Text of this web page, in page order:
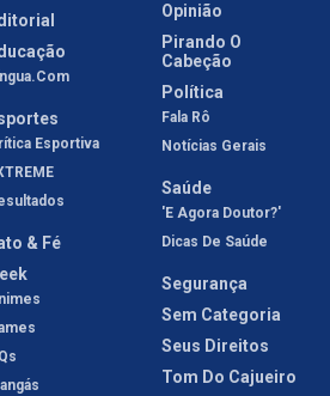
Esportiva
& Fé
Opinião
Pirando O
Cabeção
Política
Fala Rô
Notícias Gerais
Saúde
'E Agora Doutor?'
Dicas De Saúde
Segurança
Sem Categoria
Seus Direitos
Tom Do Cajueiro